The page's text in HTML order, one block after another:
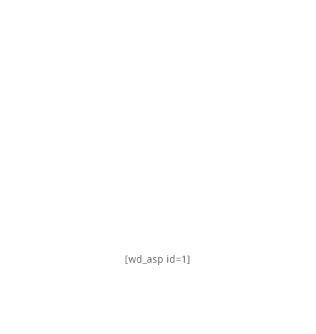
[wd_asp id=1]